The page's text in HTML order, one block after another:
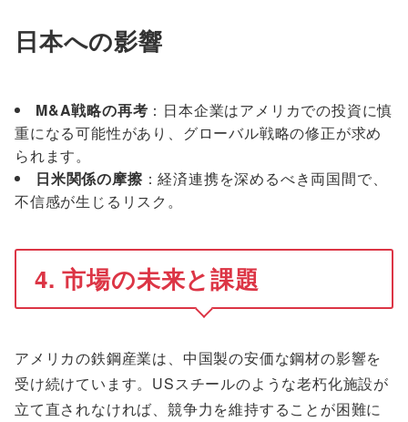
日本への影響
M&A戦略の再考 ：日本企業はアメリカでの投資に慎
重になる可能性があり、グローバル戦略の修正が求め
られます。
日米関係の摩擦 ：経済連携を深めるべき両国間で、
不信感が生じるリスク。
4. 市場の未来と課題
アメリカの鉄鋼産業は、中国製の安価な鋼材の影響を
受け続けています。USスチールのような老朽化施設が
立て直されなければ、競争力を維持することが困難に